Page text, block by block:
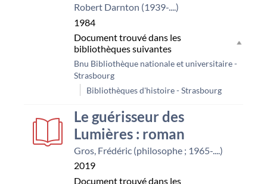
Robert Darnton (1939-....)
1984
Document trouvé dans les
bibliothèques suivantes
Bnu Bibliothèque nationale et universitaire -
Strasbourg
Bibliothèques d'histoire - Strasbourg
Le guérisseur des
Lumières : roman
Gros, Frédéric (philosophe ; 1965-....)
2019
Document trouvé dans les